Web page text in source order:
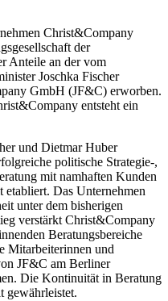
Christ&Company
der
Anteile an der vom
Joschka Fischer
GmbH (JF&C) erworben.
entsteht ein
und Dietmar Huber
politische Strategie-,
mit namhaften Kunden
Das Unternehmen
unter dem bisherigen
verstärkt Christ&Company
Beratungsbereiche
Mitarbeiterinnen und
JF&C am Berliner
Die Kontinuität in Beratung
gewährleistet.